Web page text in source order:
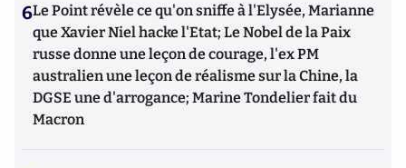
6Le Point révèle ce qu'on sniffe à l'Elysée, Marianne
que Xavier Niel hacke l'Etat; Le Nobel de la Paix
russe donne une leçon de courage, l'ex PM
australien une leçon de réalisme sur la Chine, la
DGSE une d'arrogance; Marine Tondelier fait du
Macron